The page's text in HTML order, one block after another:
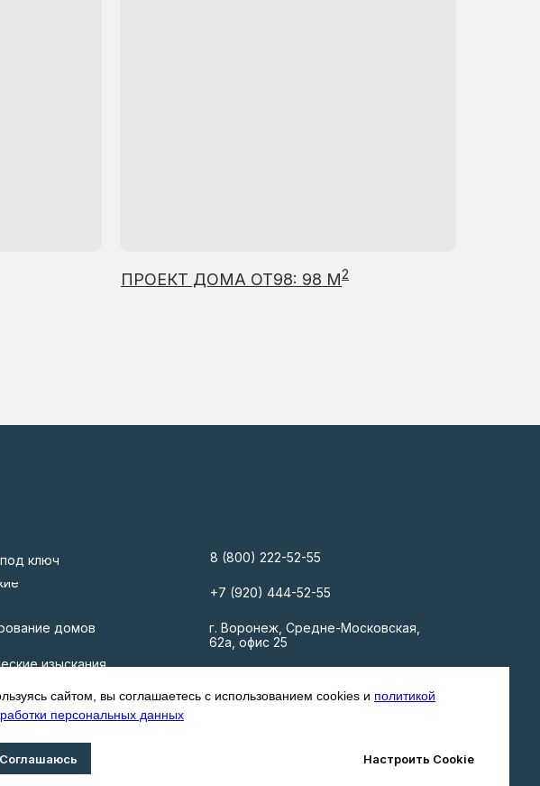
сайтом, вы соглашаетесь с использованием cookies и политикой
персональных данных
Соглашаюсь Настроить Cookie
ПРОЕКТ ДОМА ОТ98: 98 М2
ключ
домов
изыскания
коммуникаций
8 (800) 222-52-55
+7 (920) 444-52-55
г. Воронеж, Средне-Московская,
62а, офис 25